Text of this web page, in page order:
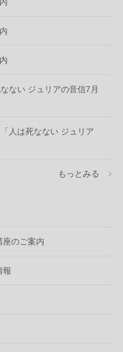
ない ジュリアの音信7月
人は死なない ジュリア
もっとみる
座のご案内
報